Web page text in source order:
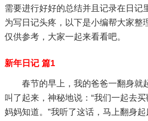
需要进行好好的总结并且记录在日记
为写日记头疼，以下是小编帮大家整
仅供参考，大家一起来看看吧。
新年日记 篇1
春节的早上，我的爸爸一翻身就
叫了起来，神秘地说：“我们一起去
妈妈知道。”我听了这话，马上翻身